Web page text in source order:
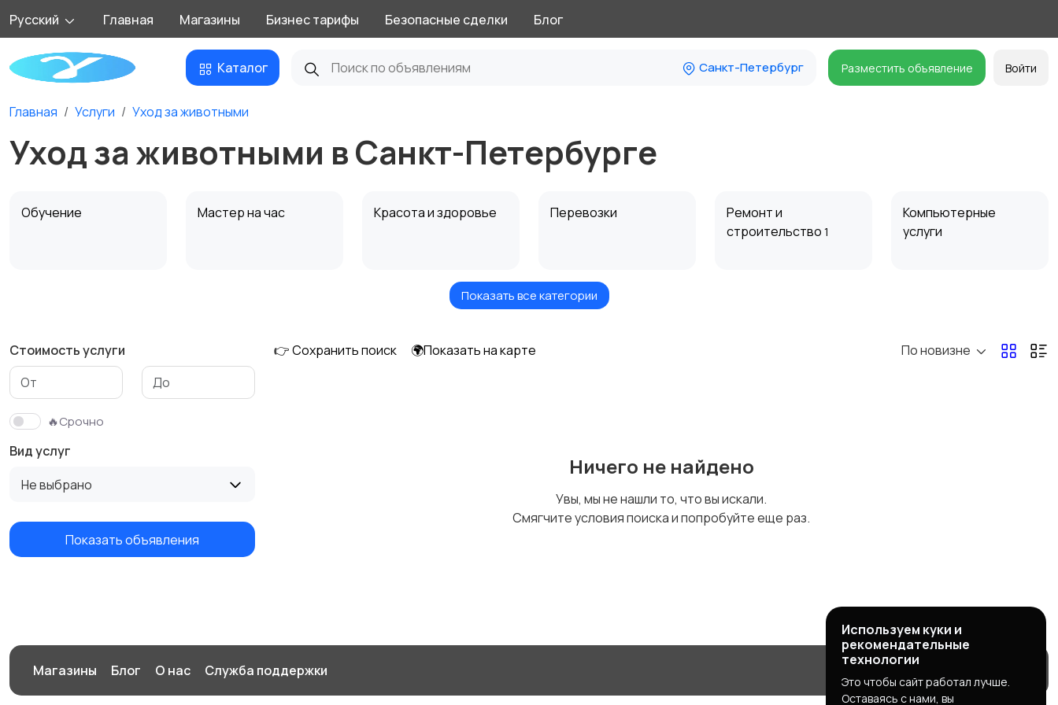
Русский Главная Магазины Бизнес тарифы Безопасные сделки Блог
Каталог Санкт-Петербург Разместить объявление Войти
Главная Услуги Уход за животными
Уход за животными в Санкт-Петербурге
Обучение Мастер на час Красота и здоровье Перевозки
Ремонт и
строительство 1
Компьютерные
услуги
Ремонт техники
Изготовление на
заказ
Продукты питания
Показать все категории
Стоимость услуги
🔥Срочно
Вид услуг
Не выбрано
Показать объявления
👉 Сохранить поиск 🌍Показать на карте По новизне
Ничего не найдено
Увы, мы не нашли то, что вы искали.
Смягчите условия поиска и попробуйте еще раз.
Магазины Блог О нас Служба поддержки
Используем куки и
рекомендательные
технологии
Это чтобы сайт работал лучше.
Оставаясь с нами, вы